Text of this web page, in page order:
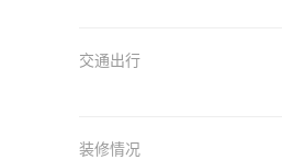
交通出行
装修情况